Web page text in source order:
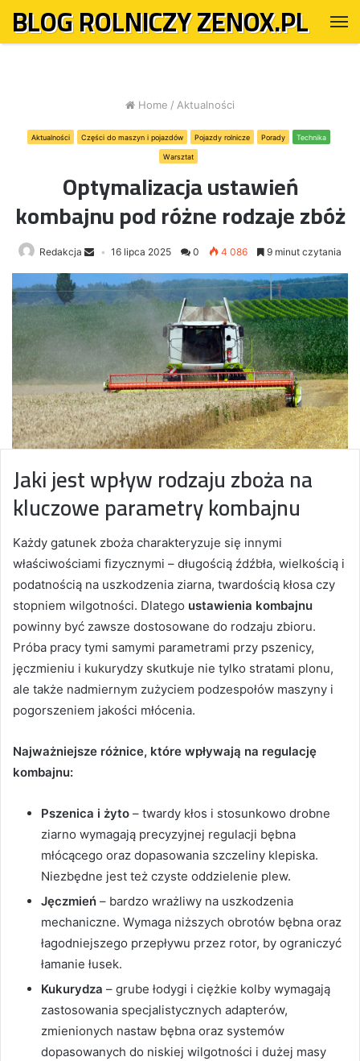
BLOG ROLNICZY ZENOX.PL
Home / Aktualności
Aktualności Części do maszyn i pojazdów Pojazdy rolnicze Porady Technika
Warsztat
Optymalizacja ustawień
kombajnu pod różne rodzaje zbóż
Redakcja 16 lipca 2025 0 4 086 9 minut czytania
Jaki jest wpływ rodzaju zboża na
kluczowe parametry kombajnu
Każdy gatunek zboża charakteryzuje się innymi
właściwościami fizycznymi – długością źdźbła, wielkością i
podatnością na uszkodzenia ziarna, twardością kłosa czy
stopniem wilgotności. Dlatego ustawienia kombajnu
powinny być zawsze dostosowane do rodzaju zbioru.
Próba pracy tymi samymi parametrami przy pszenicy,
jęczmieniu i kukurydzy skutkuje nie tylko stratami plonu,
ale także nadmiernym zużyciem podzespołów maszyny i
pogorszeniem jakości młócenia.
Najważniejsze różnice, które wpływają na regulację
kombajnu:
Pszenica i żyto – twardy kłos i stosunkowo drobne
ziarno wymagają precyzyjnej regulacji bębna
młócącego oraz dopasowania szczeliny klepiska.
Niezbędne jest też czyste oddzielenie plew.
Jęczmień – bardzo wrażliwy na uszkodzenia
mechaniczne. Wymaga niższych obrotów bębna oraz
łagodniejszego przepływu przez rotor, by ograniczyć
łamanie łusek.
Kukurydza – grube łodygi i ciężkie kolby wymagają
zastosowania specjalistycznych adapterów,
zmienionych nastaw bębna oraz systemów
dopasowanych do niskiej wilgotności i dużej masy